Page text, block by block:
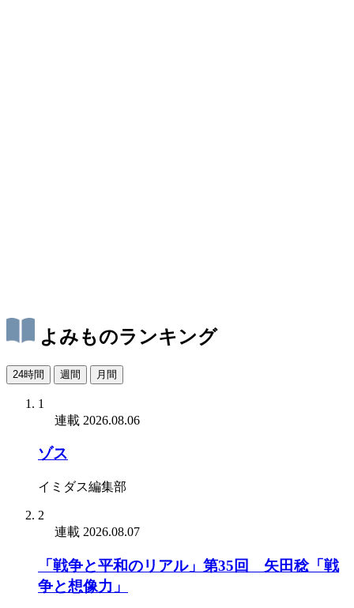
よみものランキング
24時間 週間 月間
1
連載 2026.08.06
ゾス
イミダス編集部
2
連載 2026.08.07
「戦争と平和のリアル」第35回 矢田稔「戦
争と想像力」